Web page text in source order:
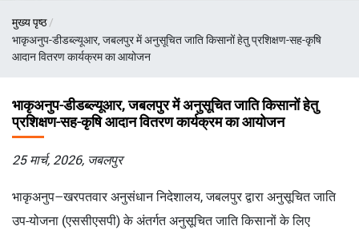
पग
चिन्ह
मुख्य पृष्ठ
भाकृअनुप-डीडब्ल्यूआर, जबलपुर में अनुसूचित जाति किसानों हेतु प्रशिक्षण-सह-कृषि
आदान वितरण कार्यक्रम का आयोजन
भाकृअनुप-डीडब्ल्यूआर, जबलपुर में अनुसूचित जाति किसानों हेतु
प्रशिक्षण-सह-कृषि आदान वितरण कार्यक्रम का आयोजन
25 मार्च, 2026, जबलपुर
भाकृअनुप–खरपतवार अनुसंधान निदेशालय, जबलपुर द्वारा अनुसूचित जाति
उप-योजना (एससीएसपी) के अंतर्गत अनुसूचित जाति किसानों के लिए